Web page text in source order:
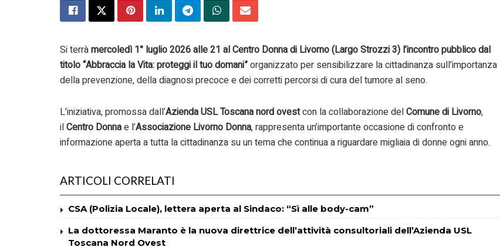
Si terràmercoledì 1° luglio 2026 alle 21 al Centro Donna di Livorno (Largo Strozzi 3) l’incontro pubblico dal
titolo “Abbraccia la Vita: proteggi il tuo domani”organizzato per sensibilizzare la cittadinanza sull’importanza
della prevenzione, della diagnosi precoce e dei corretti percorsi di cura del tumore al seno.
L’iniziativa, promossa dall’Azienda USL Toscana nord ovestcon la collaborazione delComune di Livorno,
ilCentro Donnae l’Associazione Livorno Donna, rappresenta un’importante occasione di confronto e
informazione aperta a tutta la cittadinanza su un tema che continua a riguardare migliaia di donne ogni anno.
ARTICOLI CORRELATI
CSA (Polizia Locale), lettera aperta al Sindaco: “Sì alle body-cam”
La dottoressa Maranto è la nuova direttrice dell’attività consultoriali dell’Azienda USL
Toscana Nord Ovest